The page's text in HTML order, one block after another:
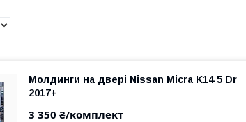
Молдинги на двері Nissan Micra K14 5 Dr
2017+
3 350 ₴/комплект